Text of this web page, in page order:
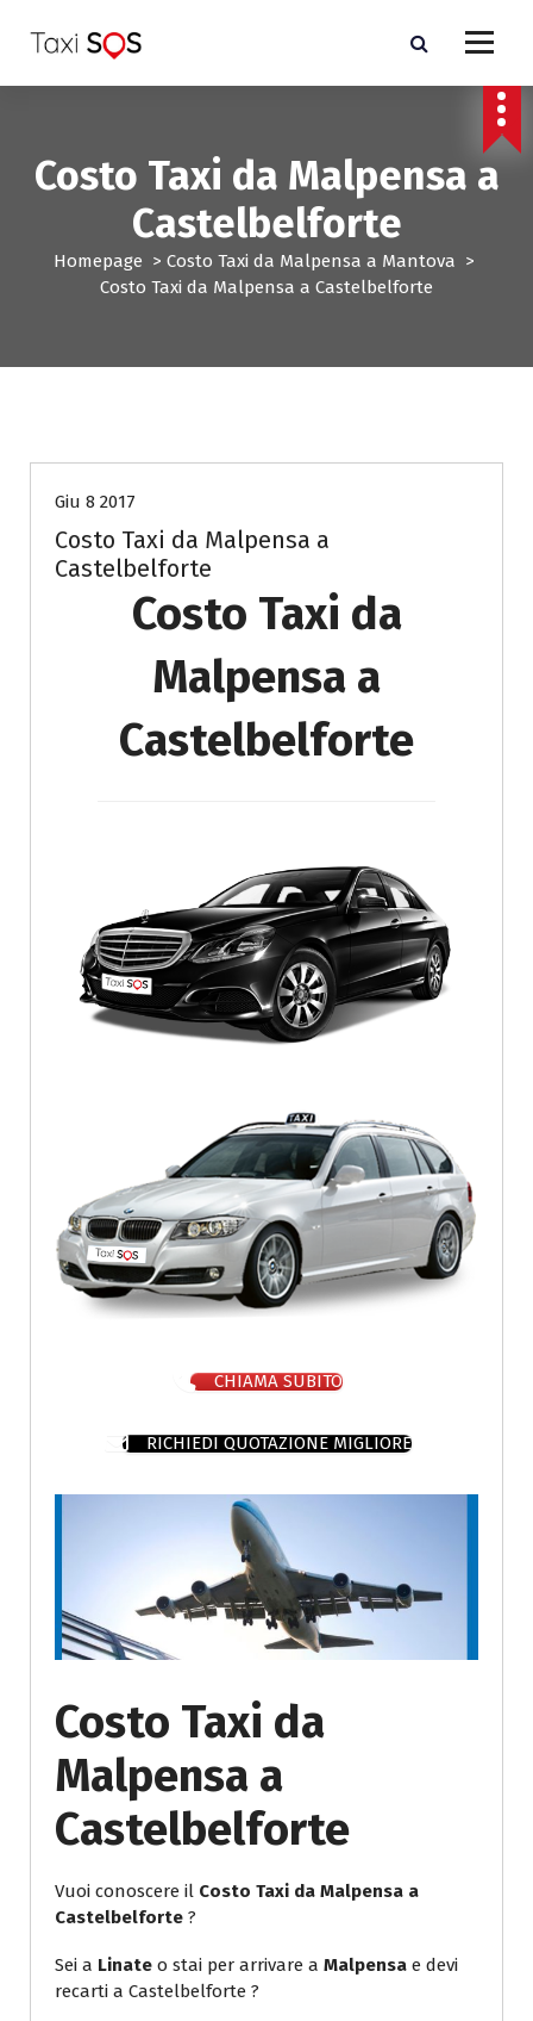
a
Costo Taxi da Malpensa a
Castelbelforte
Homepage > Costo Taxi da Malpensa a Mantova >
Costo Taxi da Malpensa a Castelbelforte
Giu 8 2017
Costo Taxi da Malpensa a
Castelbelforte
Costo Taxi da
Malpensa a
Castelbelforte
CHIAMA SUBITO
RICHIEDI QUOTAZIONE MIGLIORE
Costo Taxi da
Malpensa a
Castelbelforte
Vuoi conoscere il Costo Taxi da Malpensa a
Castelbelforte ?
Sei a Linate o stai per arrivare a Malpensa e devi
recarti a Castelbelforte ?